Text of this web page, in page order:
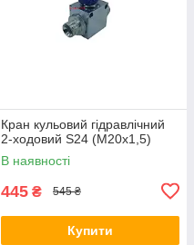
Кран кульовий гідравлічний
2-ходовий S24 (М20х1,5)
В наявності
445 ₴ 545 ₴
Купити